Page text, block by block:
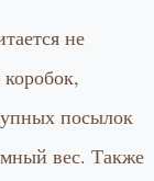
не
посылок
вес. Также